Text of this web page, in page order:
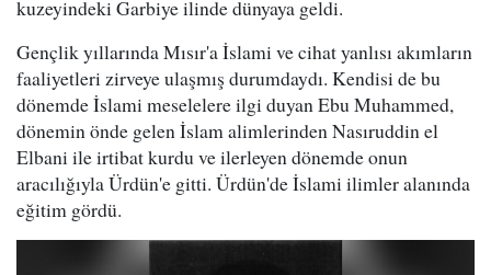
kuzeyindeki Garbiye ilinde dünyaya geldi.
Gençlik yıllarında Mısır'a İslami ve cihat yanlısı akımların
faaliyetleri zirveye ulaşmış durumdaydı. Kendisi de bu
dönemde İslami meselelere ilgi duyan Ebu Muhammed,
dönemin önde gelen İslam alimlerinden Nasıruddin el
Elbani ile irtibat kurdu ve ilerleyen dönemde onun
aracılığıyla Ürdün'e gitti. Ürdün'de İslami ilimler alanında
eğitim gördü.